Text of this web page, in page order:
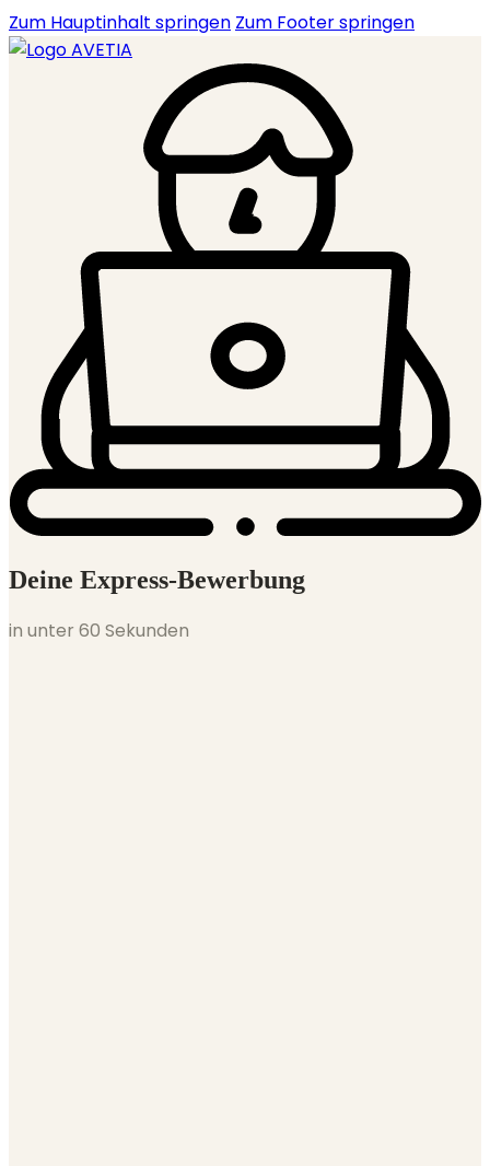
Zum Hauptinhalt springen Zum Footer springen
Deine Express-Bewerbung
in unter 60 Sekunden